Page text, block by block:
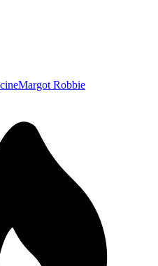
cineMargot Robbie